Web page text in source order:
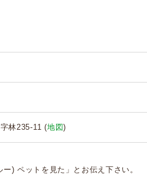
林235-11 (地図)
) ペットを見た」とお伝え下さい。